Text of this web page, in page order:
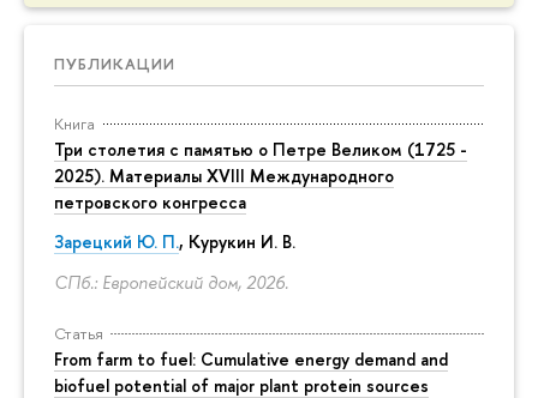
ПУБЛИКАЦИИ
Книга
Три столетия с памятью о Петре Великом (1725 -
2025). Материалы XVIII Международного
петровского конгресса
Зарецкий Ю. П., Курукин И. В.
СПб.: Европейский дом, 2026.
Статья
From farm to fuel: Cumulative energy demand and
biofuel potential of major plant protein sources